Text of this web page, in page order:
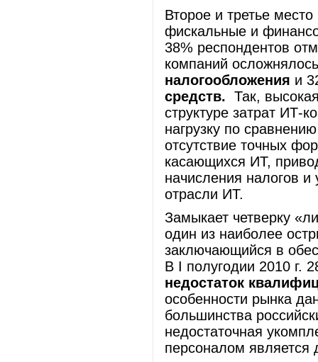
Второе и третье
фискальные и
38% респондентов
компаний
налогообложения и
средств. Так,
структуре затрат ИТ-
нагрузку по
отсутствие точных
касающихся ИТ,
начисления налогов
отрасли ИТ.
Замыкает четверку
один из наиболее
заключающийся в
В I полугодии 2010 г.
недостаток
особенности рынка
большинства
недостаточная
персоналом является